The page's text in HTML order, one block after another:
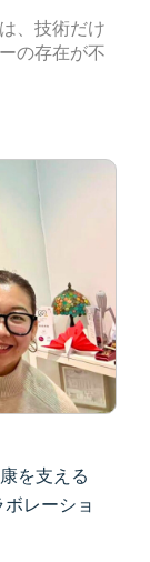
、技術だけ
の存在が不
を支える
レーショ